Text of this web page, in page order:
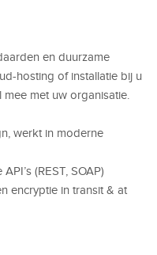
en duurzame
hosting of installatie bij u
met uw organisatie.
werkt in moderne
(REST, SOAP)
encryptie in transit & at